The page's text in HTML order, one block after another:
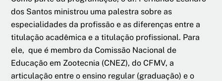
dos Santos ministrou uma palestra sobre as
especialidades da profissão e as diferenças entre a
titulação acadêmica e a titulação profissional. Para
ele, que é membro da Comissão Nacional de
Educação em Zootecnia (CNEZ), do CFMV, a
articulação entre o ensino regular (graduação) e o